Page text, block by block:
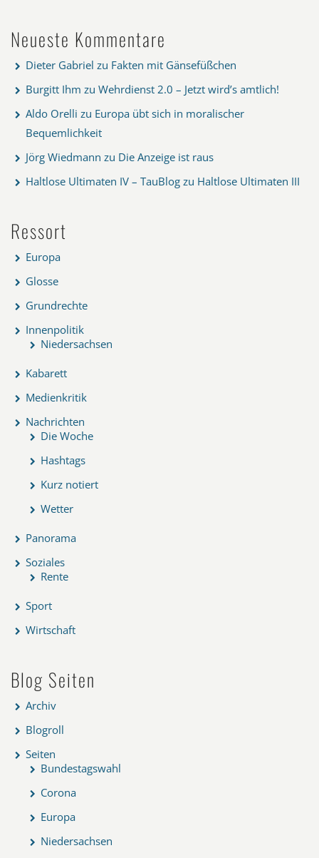
Neueste Kommentare
Dieter Gabriel zu Fakten mit Gänsefüßchen
Burgitt Ihm zu Wehrdienst 2.0 – Jetzt wird’s amtlich!
Aldo Orelli zu Europa übt sich in moralischer
Bequemlichkeit
Jörg Wiedmann zu Die Anzeige ist raus
Haltlose Ultimaten IV – TauBlog zu Haltlose Ultimaten III
Ressort
Europa
Glosse
Grundrechte
Innenpolitik
Niedersachsen
Kabarett
Medienkritik
Nachrichten
Die Woche
Hashtags
Kurz notiert
Wetter
Panorama
Soziales
Rente
Sport
Wirtschaft
Blog Seiten
Archiv
Blogroll
Seiten
Bundestagswahl
Corona
Europa
Niedersachsen